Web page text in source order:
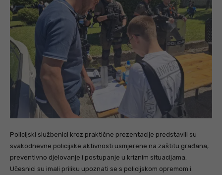
Policijski službenici kroz praktične prezentacije predstavili su
svakodnevne policijske aktivnosti usmjerene na zaštitu građana,
preventivno djelovanje i postupanje u kriznim situacijama.
Učesnici su imali priliku upoznati se s policijskom opremom i